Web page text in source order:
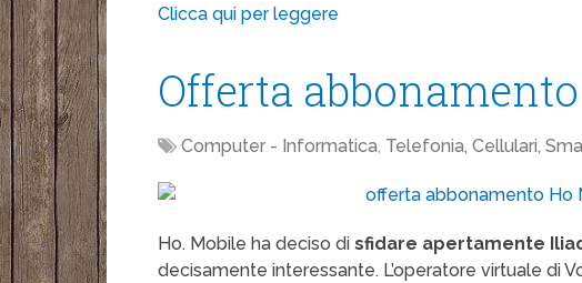
Clicca qui per leggere
Offerta
Computer - Informatica, Telefonia, Cellulari,
Ho. Mobile ha deciso disfidare apertamente
decisamente interessante. L’operatore virtuale di